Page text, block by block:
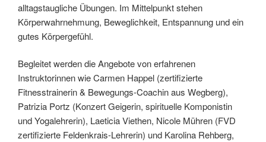
alltagstaugliche Übungen. Im Mittelpunkt stehen
Körperwahrnehmung, Beweglichkeit, Entspannung und ein
gutes Körpergefühl.
Begleitet werden die Angebote von erfahrenen
Instruktorinnen wie Carmen Happel (zertifizierte
Fitnesstrainerin & Bewegungs-Coachin aus Wegberg),
Patrizia Portz (Konzert Geigerin, spirituelle Komponistin
und Yogalehrerin), Laeticia Viethen, Nicole Mühren (FVD
zertifizierte Feldenkrais-Lehrerin) und Karolina Rehberg,